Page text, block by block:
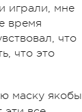
играли, мне
время
что
что это
маску якобы